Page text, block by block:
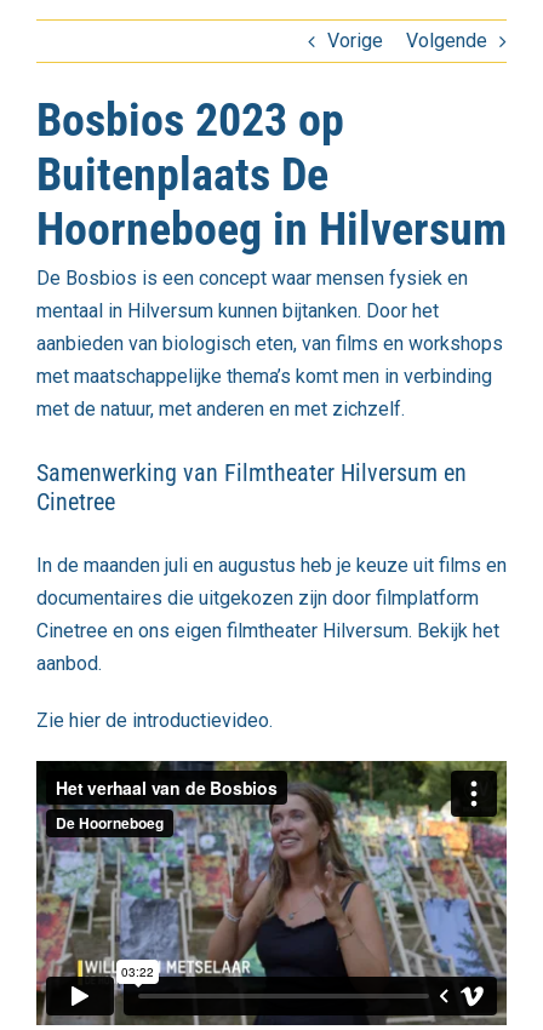
Vorige Volgende
Bosbios 2023 op
Buitenplaats De
Hoorneboeg in Hilversum
De Bosbios is een concept waar mensen fysiek en
mentaal in Hilversum kunnen bijtanken. Door het
aanbieden van biologisch eten, van films en workshops
met maatschappelijke thema’s komt men in verbinding
met de natuur, met anderen en met zichzelf.
Samenwerking van Filmtheater Hilversum en
Cinetree
In de maanden juli en augustus heb je keuze uit films en
documentaires die uitgekozen zijn door filmplatform
Cinetree en ons eigen filmtheater Hilversum. Bekijk het
aanbod.
Zie hier de introductievideo.